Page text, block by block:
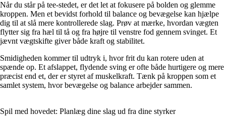
Når du står på tee-stedet, er det let at fokusere på bolden og glemme
kroppen. Men et bevidst forhold til balance og bevægelse kan hjælpe
dig til at slå mere kontrollerede slag. Prøv at mærke, hvordan vægten
flytter sig fra hæl til tå og fra højre til venstre fod gennem svinget. Et
jævnt vægtskifte giver både kraft og stabilitet.
Smidigheden kommer til udtryk i, hvor frit du kan rotere uden at
spænde op. Et afslappet, flydende sving er ofte både hurtigere og mere
præcist end et, der er styret af muskelkraft. Tænk på kroppen som et
samlet system, hvor bevægelse og balance arbejder sammen.
Spil med hovedet: Planlæg dine slag ud fra dine styrker